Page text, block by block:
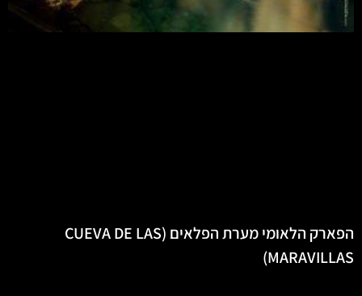
הפארק הלאומי מערת הפלאים (CUEVA DE LAS
MARAVILLAS)